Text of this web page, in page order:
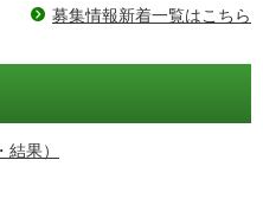
募集情報新着一覧はこちら
果）